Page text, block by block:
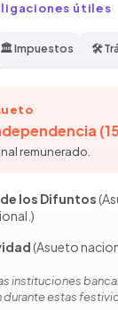
útiles
🏛️ Impuestos 🛠️
remunerado.
de los Difuntos
(Asueto
instituciones
durante estas